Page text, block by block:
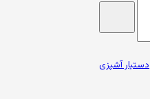
دستیار آشپزی